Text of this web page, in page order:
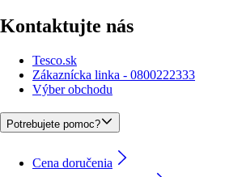
Kontaktujte nás
Tesco.sk
Zákaznícka linka - 0800222333
Výber obchodu
Potrebujete pomoc?
Cena doručenia